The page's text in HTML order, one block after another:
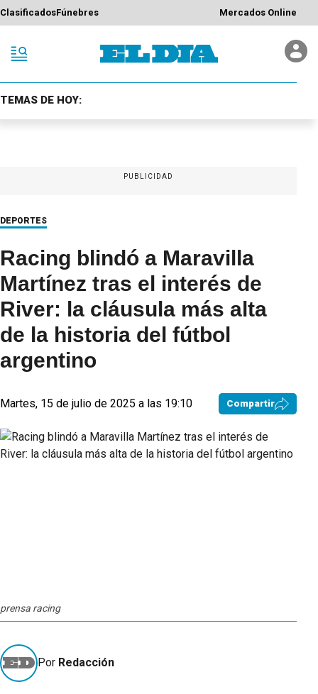
ClasificadosFúnebres Mercados Online
TEMAS DE HOY:
PUBLICIDAD
DEPORTES
Racing blindó a Maravilla
Martínez tras el interés de
River: la cláusula más alta
de la historia del fútbol
argentino
Martes, 15 de julio de 2025 a las 19:10 Compartir
prensa racing
Por Redacción